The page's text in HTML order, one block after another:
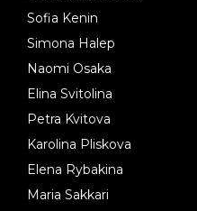
Sofia Kenin
Simona Halep
Naomi Osaka
Elina Svitolina
Petra Kvitova
Karolina Pliskova
Elena Rybakina
Maria Sakkari